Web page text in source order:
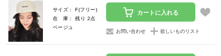
サイズ： F(フリー)
在 庫： 残り 2点
ベージュ
カートに入れる
お問い合わせ 欲しいものリスト